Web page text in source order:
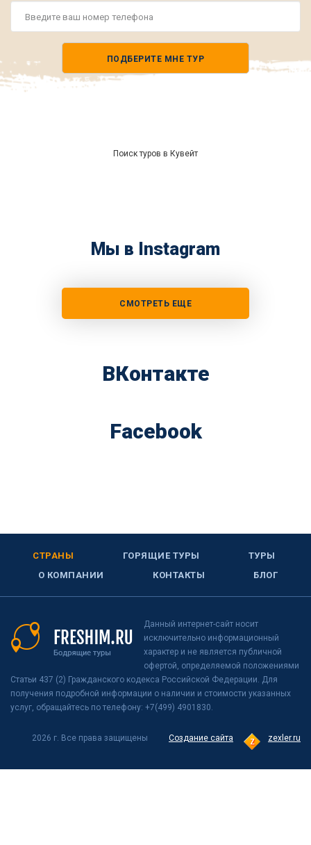
ПОДБЕРИТЕ МНЕ ТУР
Поиск туров в Кувейт
Мы в Instagram
СМОТРЕТЬ ЕЩЕ
ВКонтакте
Facebook
СТРАНЫ ГОРЯЩИЕ ТУРЫ
ТУРЫ
О КОМПАНИИ
КОНТАКТЫ БЛОГ
Данный интернет-сайт носит
исключительно информационный
характер и не является публичной
офертой, определяемой положениями
Статьи 437 (2) Гражданского кодекса Российской Федерации. Для
получения подробной информации о наличии и стоимости указанных
услуг, обращайтесь по телефону: +7(499) 4901830.
Создание сайта zexler.ru
2026 г. Все права защищены